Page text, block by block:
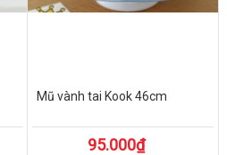
Mũ vành tai Kook 46cm
95.000₫